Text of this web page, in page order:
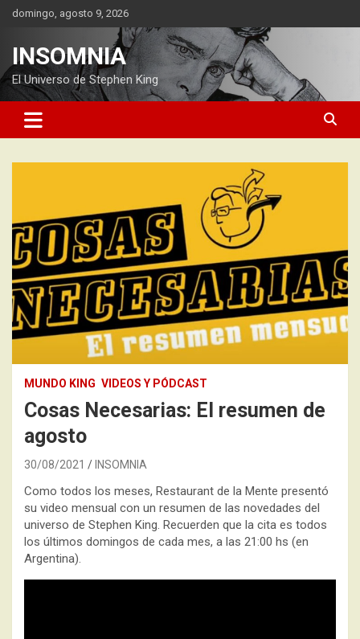
Saltardomingo, agosto 9, 2026
INSOMNIA
El Universo de Stephen King
MUNDO KING VIDEOS Y PÓDCAST
Cosas Necesarias: El resumen de
agosto
30/08/2021 INSOMNIA
Como todos los meses, Restaurant de la Mente presentó
su video mensual con un resumen de las novedades del
universo de Stephen King. Recuerden que la cita es todos
los últimos domingos de cada mes, a las 21:00 hs (en
Argentina).